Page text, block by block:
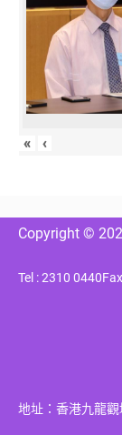
« ‹
Copyright ©
Tel : 2310 0440
地址：香港九龍